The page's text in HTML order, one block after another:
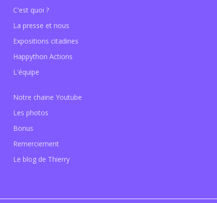
C'est quoi ?
La presse et nous
Expositions citadines
Happython Actions
L'équipe
Notre chaine Youtube
Les photos
Bonus
Remerciement
Le blog de Thierry